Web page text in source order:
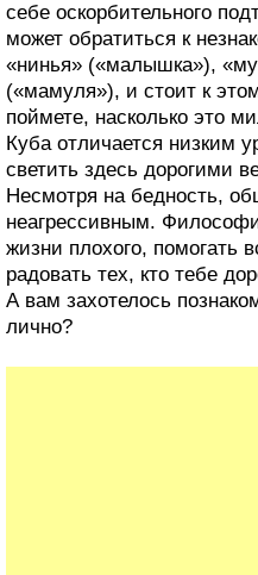
себе оскорбительного
может обратиться к
«нинья» («малышка»),
(«мамуля»), и стоит к
поймете, насколько это
Куба отличается низким
светить здесь дорогими
Несмотря на бедность,
неагрессивным.
жизни плохого, помогать
радовать тех, кто тебе
А вам захотелось
лично?